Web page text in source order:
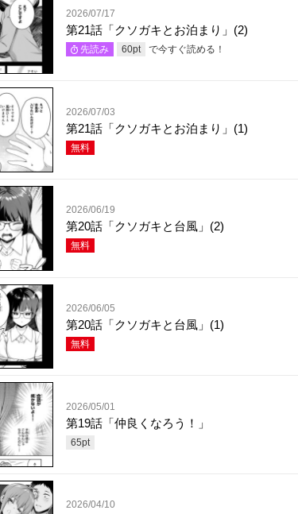
2026/07/17
第21話「クソガキとお泊まり」(2)
先読み 60pt で今すぐ読める！
2026/07/03
第21話「クソガキとお泊まり」(1)
無料
2026/06/19
第20話「クソガキと台風」(2)
無料
2026/06/05
第20話「クソガキと台風」(1)
無料
2026/05/01
第19話「仲良くなろう！」
65pt
2026/04/10